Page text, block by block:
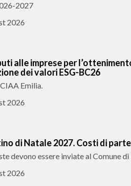
2027
2026
alle imprese per
dei valori ESG-BC26
Emilia.
2026
di Natale 2027. Costi di
devono essere inviate al Comune
2026